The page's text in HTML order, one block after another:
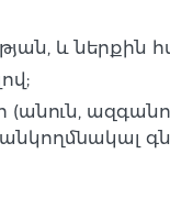
և ներքին
(անուն,
անկողմնակալ